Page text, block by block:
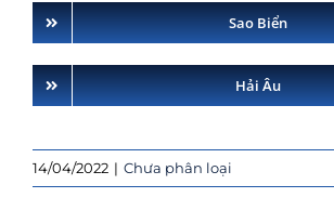
Sao Biển
Hải Âu
14/04/2022 | Chưa phân loại